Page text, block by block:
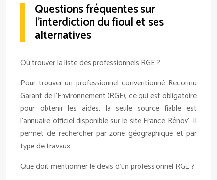
Questions fréquentes sur
l’interdiction du fioul et ses
alternatives
Où trouver la liste des professionnels RGE ?
Pour trouver un professionnel conventionné Reconnu
Garant de l’Environnement (RGE), ce qui est obligatoire
pour obtenir les aides, la seule source fiable est
l’annuaire officiel disponible sur le site France Rénov’. Il
permet de rechercher par zone géographique et par
type de travaux.
Que doit mentionner le devis d’un professionnel RGE ?